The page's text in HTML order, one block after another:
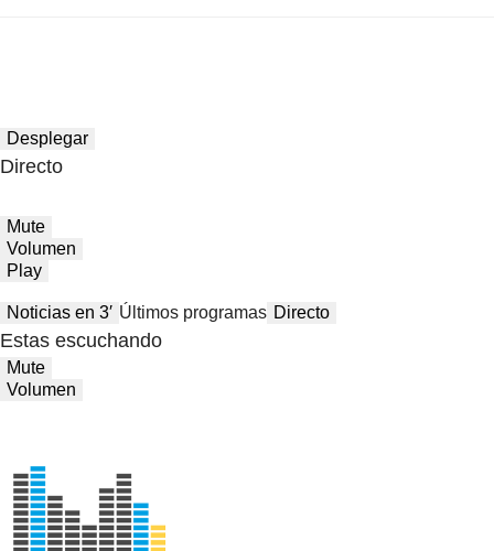
Desplegar
Directo
Mute
Volumen
Play
Noticias en 3′ Últimos programas Directo
Estas escuchando
Mute
Volumen